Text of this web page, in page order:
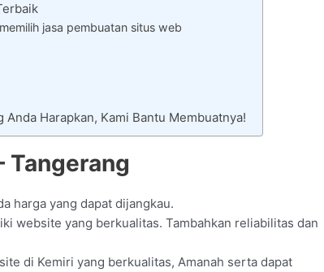
jasa pembuatan situs web
Harapkan, Kami Bantu Membuatnya!
Tangerang
harga yang dapat dijangkau.
website yang berkualitas. Tambahkan reliabilitas dan
di Kemiri yang berkualitas, Amanah serta dapat